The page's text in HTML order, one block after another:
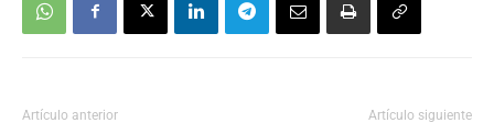
Artículo anterior Artículo siguiente